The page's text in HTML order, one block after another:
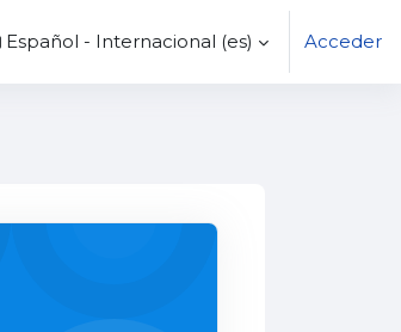
Español - Internacional ‎(es)‎ Acceder